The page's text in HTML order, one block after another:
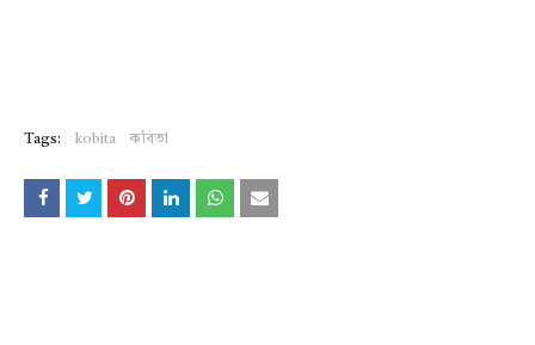
Tags: kobita কবিতা